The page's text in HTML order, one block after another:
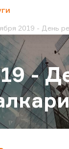
2019 - День
-